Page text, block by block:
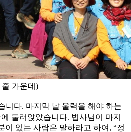
가운데)
니다. 마지막 날 울력을 해야 하는
둘러앉았습니다. 법사님이 마지
이 있는 사람은 말하라고 하여, “정